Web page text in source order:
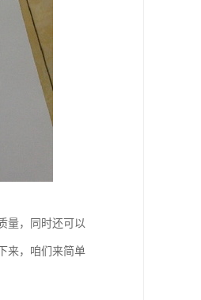
量，同时还可以
来，咱们来简单